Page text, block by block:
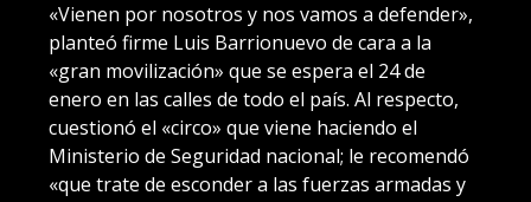
«Vienen por nosotros y nos vamos a defender»,
planteó firme Luis Barrionuevo de cara a la
«gran movilización» que se espera el 24 de
enero en las calles de todo el país. Al respecto,
cuestionó el «circo» que viene haciendo el
Ministerio de Seguridad nacional; le recomendó
«que trate de esconder a las fuerzas armadas y